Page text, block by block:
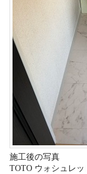
施工後の写真
TOTO ウォシュレッ